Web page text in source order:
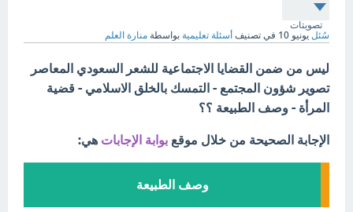
تصويتات
سُئل يونيو 10 في تصنيف أسئلة تعليمية بواسطة منارة العلم
ليس من ضمن القضايا الاجتماعية للشعر السعودي المعاصر
تصوير شؤون المجتمع - التمسك بالخلق الاسلامي - قضية
المرأة - وصف الطبيعة ؟؟
الإجابة الصحيحة من خلال موقع بوابة الإجابات هي:
وصف الطبيعة